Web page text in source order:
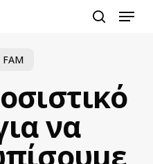
Menu
FAM
να